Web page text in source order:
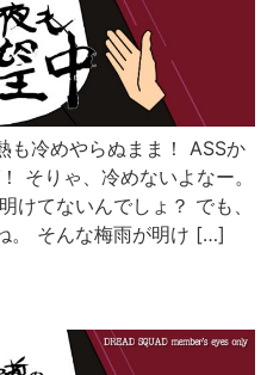
も冷めやらぬまま！ ASSか
そりゃ、冷めないよなー。
けてないんでしょ？ でも、
。 そんな梅雨が明け […]